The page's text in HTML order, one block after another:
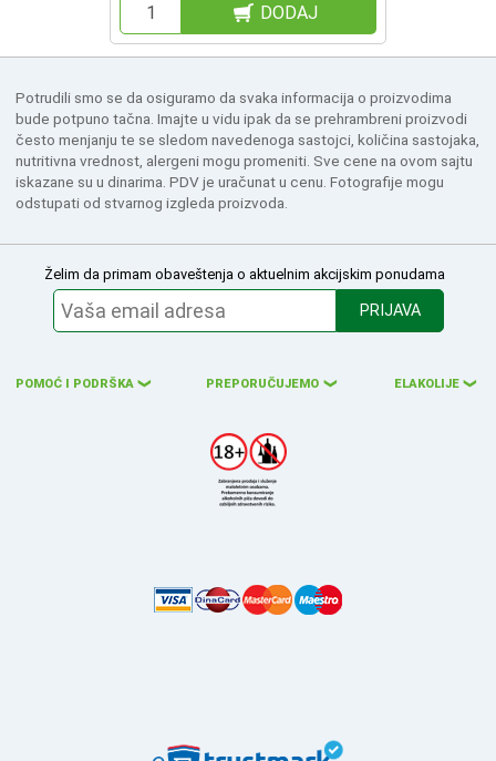
DODAJ
Potrudili smo se da osiguramo da svaka informacija o proizvodima
bude potpuno tačna. Imajte u vidu ipak da se prehrambreni proizvodi
često menjanju te se sledom navedenoga sastojci, količina sastojaka,
nutritivna vrednost, alergeni mogu promeniti. Sve cene na ovom sajtu
iskazane su u dinarima. PDV je uračunat u cenu. Fotografije mogu
odstupati od stvarnog izgleda proizvoda.
Želim da primam obaveštenja o aktuelnim akcijskim ponudama
PRIJAVA
POMOĆ I PODRŠKA ❮ PREPORUČUJEMO ❮ ELAKOLIJE ❮